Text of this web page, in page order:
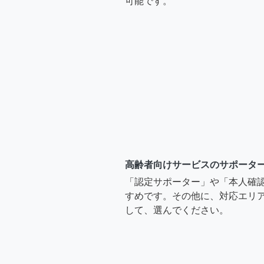
高齢者向けサービスのサポータ
「認定サポーター」や「本人確
すめです。その他に、対応エリ
して、選んでください。